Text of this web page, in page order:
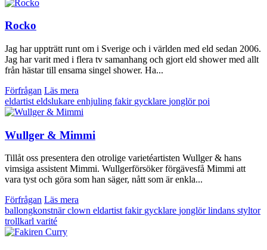
Rocko
Jag har uppträtt runt om i Sverige och i världen med eld sedan 2006.
Jag har varit med i flera tv samanhang och gjort eld shower med allt
från hästar till ensama singel shower. Ha...
Förfrågan Läs mera
eldartist eldslukare enhjuling fakir gycklare jonglörpoi
Wullger & Mimmi
Tillåt oss presentera den otrolige varietéartisten Wullger & hans
vimsiga assistent Mimmi. Wullgerförsöker förgävesfå Mimmi att
vara tyst och göra som han säger, nått som är enkla...
Förfrågan Läs mera
ballongkonstnärclown eldartistfakir gycklare jonglörlindans styltor
trollkarl varité